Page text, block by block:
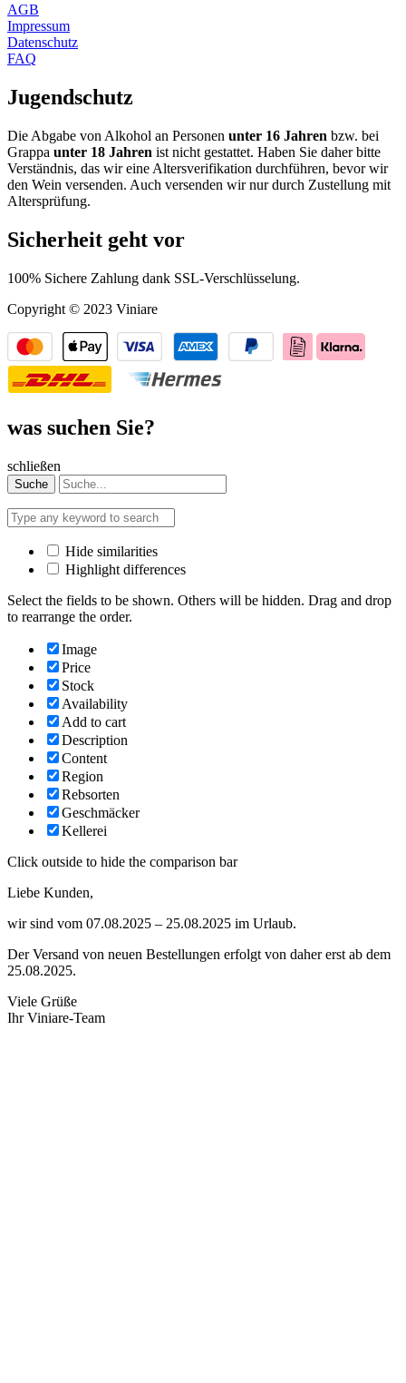
AGB
Impressum
Datenschutz
FAQ
Jugendschutz
Die Abgabe von Alkohol an Personen unter 16 Jahren bzw. bei
Grappa unter 18 Jahren ist nicht gestattet. Haben Sie daher bitte
Verständnis, das wir eine Altersverifikation durchführen, bevor wir
den Wein versenden. Auch versenden wir nur durch Zustellung mit
Altersprüfung.
Sicherheit geht vor
100% Sichere Zahlung dank SSL-Verschlüsselung.
Copyright © 2023 Viniare
was suchen Sie?
schließen
Suche
Hide similarities
Highlight differences
Select the fields to be shown. Others will be hidden. Drag and drop
to rearrange the order.
Image
Price
Stock
Availability
Add to cart
Description
Content
Region
Rebsorten
Geschmäcker
Kellerei
Click outside to hide the comparison bar
Liebe Kunden,
wir sind vom 07.08.2025 – 25.08.2025 im Urlaub.
Der Versand von neuen Bestellungen erfolgt von daher erst ab dem
25.08.2025.
Viele Grüße
Ihr Viniare-Team